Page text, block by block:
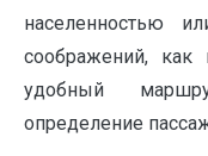
населенностью
соображений, как
удобный
определение